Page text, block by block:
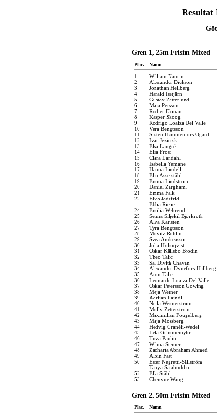
Resultat
Gren 1, 25m Frisim Mixed
Plac. Namn
1
William Naurin
2
Alexander Dickson
3
Jonathan Hellberg
4
Harald Isetjärn
5
Gustav Zetterlund
6
Maja Persson
7
Rodier Elouan
8
Kasper Skoog
9
Rodrigo Loaiza Del Valle
10
Vera Bengtsson
11
Sixten Hammenfors Ögärd
12
Ivar Jezierski
13
Elsa Langré
14
Elsa Frost
15
Clara Landahl
16
Isabella Yemane
17
Hanna Lindell
18
Elin Asserståhl
19
Emma Lindström
20
Daniel Zarghami
21
Emma Falk
22
Elias Jadefrid
Ebba Riebe
24
Emilia Wehrend
25
Selma Siljekil Björkroth
26
Alva Karlsten
27
Tyra Bengtsson
28
Movitz Rohlin
29
Svea Andreasson
30
Julia Holmqvist
31
Oskar Källsbo Brodin
32
Theo Talic
33
Sai Divith Chavan
34
Alexander Dynefors-Hallberg
35
Aron Talic
36
Leonardo Loaiza Del Valle
37
Oskar Petersson Gowing
38
Meja Werner
39
Adrijan Rajndl
40
Neila Wennerstrom
41
Molly Zetterström
42
Maximilian Fougelberg
43
Maja Mossberg
44
Hedvig Granéli-Wedel
45
Leia Grimmemyhr
46
Tuva Paulin
47
Wilma Stemer
48
Zacharia Abraham Ahmed
49
Albin Fast
50
Ester Negretti-Sällström
Tanya Salahuddin
52
Ella Ståhl
53
Chenyue Wang
Gren 2, 50m Frisim Mixed
Plac. Namn